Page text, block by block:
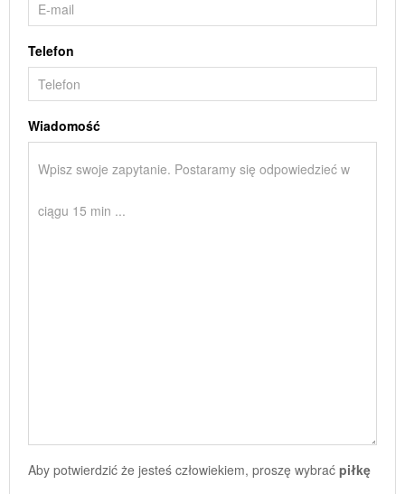
Telefon
Wiadomość
Aby potwierdzić że jesteś człowiekiem, proszę wybrać piłkę